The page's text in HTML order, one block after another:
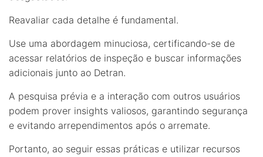
Reavaliar cada detalhe é fundamental.
Use uma abordagem minuciosa, certificando-se de
acessar relatórios de inspeção e buscar informações
adicionais junto ao Detran.
A pesquisa prévia e a interação com outros usuários
podem prover insights valiosos, garantindo segurança
e evitando arrependimentos após o arremate.
Portanto, ao seguir essas práticas e utilizar recursos